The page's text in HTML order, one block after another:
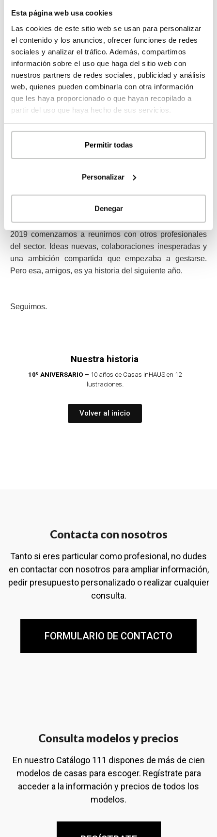
Esta página web usa cookies
Las cookies de este sitio web se usan para personalizar
el contenido y los anuncios, ofrecer funciones de redes
sociales y analizar el tráfico. Además, compartimos
información sobre el uso que haga del sitio web con
nuestros partners de redes sociales, publicidad y análisis
web, quienes pueden combinarla con otra información
que les haya proporcionado o que hayan recopilado a
partir del uso que haya hecho de sus servicios.
Permitir todas
Personalizar
Denegar
puedes parar.
Y si había una meta simbólica que nos hacía especial
ilusión, era convertirnos en unaempresa internacional
Ese sueño comenzó a materializarse con nuestroprimer
proyecto en Francia, una casa en Nantes que supuso
una lección enorme de aprendizaje. Un cliente pionero,
valiente, que confió en nosotros cuando aún no teníamos
referencias fuera de España. El resultado fue
y desafíos que nos hicieron crecer. Así somos: curiosos,
inconformistas, con ganas de hacer siempre algo más y
mejor. Este proyecto fue eso, un punto de inflexión y una
Y precisamente hablando de futuro… A finales de este
2019 comenzamos a reunirnos con otros profesionales
del sector. Ideas nuevas, colaboraciones inesperadas y
una ambición compartida que empezaba a gestarse.
Pero esa, amigos, es ya historia del siguiente año.
Seguimos.
Nuestra historia
10º ANIVERSARIO – 10 años de Casas inHAUS en 12
ilustraciones
Volver al inicio
Contacta con nosotros
Tanto si eres particular como profesional, no dudes
en contactar con nosotros para ampliar información,
pedir presupuesto personalizado o realizar cualquier
consulta.
FORMULARIO DE CONTACTO
Consulta modelos y precios
En nuestro Catálogo 111 dispones de más de cien
modelos de casas para escoger. Regístrate para
acceder a la información y precios de todos los
modelos.